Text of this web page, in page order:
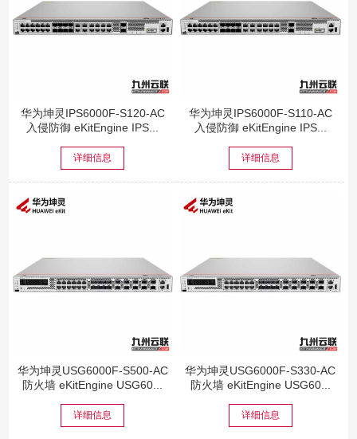
华为坤灵IPS6000F-S120-AC
入侵防御 eKitEngine IPS...
详细信息
华为坤灵IPS6000F-S110-AC
入侵防御 eKitEngine IPS...
详细信息
华为坤灵USG6000F-S500-AC
防火墙 eKitEngine USG60...
详细信息
华为坤灵USG6000F-S330-AC
防火墙 eKitEngine USG60...
详细信息